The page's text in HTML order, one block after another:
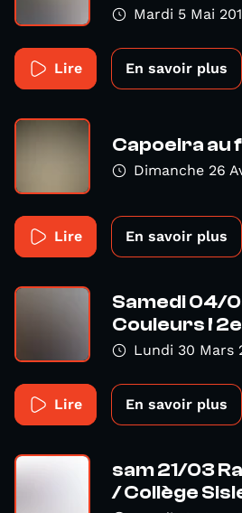
Mardi 5 Mai
Lire En savoir plus
Capoeira au
Dimanche 26
Lire En savoir plus
Samedi 04/
Couleurs !
Lundi 30 Mars
Lire En savoir plus
sam 21/03
/ Collège